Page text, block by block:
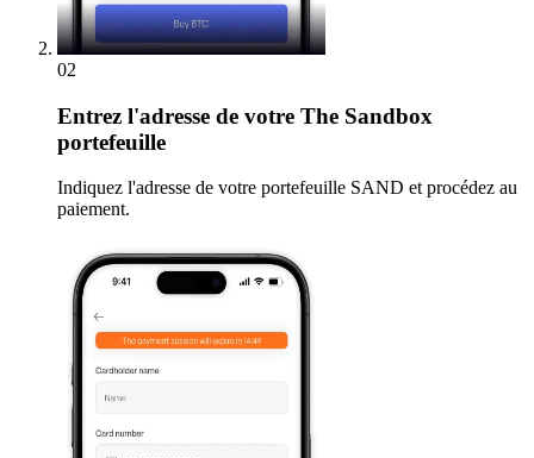
02
Entrez l'adresse de votre The Sandbox
portefeuille
Indiquez l'adresse de votre portefeuille SAND et procédez au
paiement.